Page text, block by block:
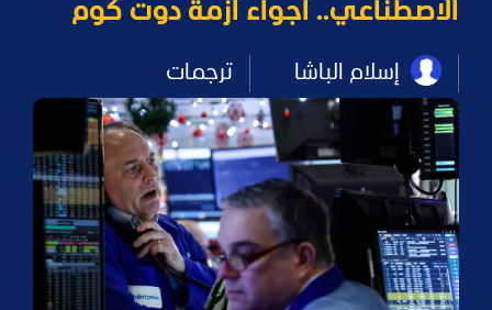
الاصطناعي.. أجواء أزمة دوت كوم
إسلام الباشا ترجمات